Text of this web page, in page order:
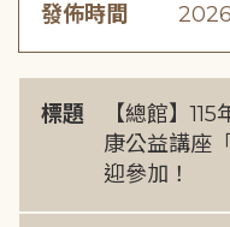
發佈時間
標題
【總館】
康公益講座
迎參加！